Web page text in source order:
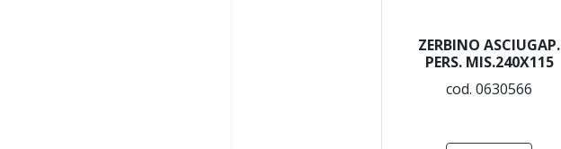
ZERBINO ASCIUGAP.
PERS. MIS.240X115
cod. 0630566